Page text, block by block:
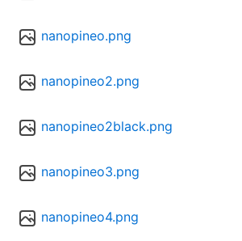
nanopineo.png
nanopineo2.png
nanopineo2black.png
nanopineo3.png
nanopineo4.png